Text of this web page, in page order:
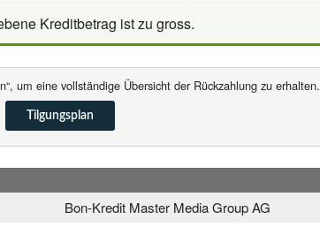
Kreditbetrag ist zu gross.
um eine vollständige Übersicht der Rückzahlung zu erhalten.
Tilgungsplan
Bon-Kredit Master Media Group AG